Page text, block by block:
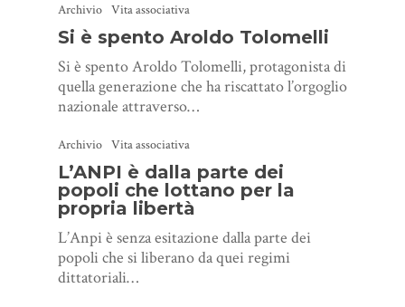
Archivio Vita associativa
Si è spento Aroldo Tolomelli
Si è spento Aroldo Tolomelli, protagonista di
quella generazione che ha riscattato l’orgoglio
nazionale attraverso…
Archivio Vita associativa
L’ANPI è dalla parte dei
popoli che lottano per la
propria libertà
L’Anpi è senza esitazione dalla parte dei
popoli che si liberano da quei regimi
dittatoriali…